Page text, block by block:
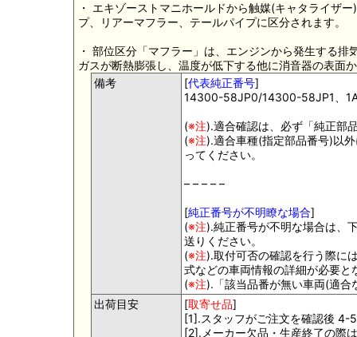
・ エキゾーストマニホールドから触媒(キャタライザ
プ、リアーマフラー、テールパイプに区分されます。
・ 部位区分「マフラー」は、エンジンから発生する
ガスが断熱膨張し、温度が低下する他に消音器の表面
備考
[代表純正番号]
14300-58JP0/14300-58JP1、
(※注).適合確認は、必ず「純正部
(※注).適合車種(指定部品番号)以
ってください。
– – – – –
[純正番号が不明瞭な場合]
(※注).純正番号が不明な場合は、
送りください。
(※注).取付可否の確認を行う際に
式などの車両情報の詳細が必要と
(※注).「該当品番が無い車両(適合
出荷目安
[取寄せ品]
[1].スタッフがご注文を確認後 4-
[2].メーカー欠品・生産終了の際